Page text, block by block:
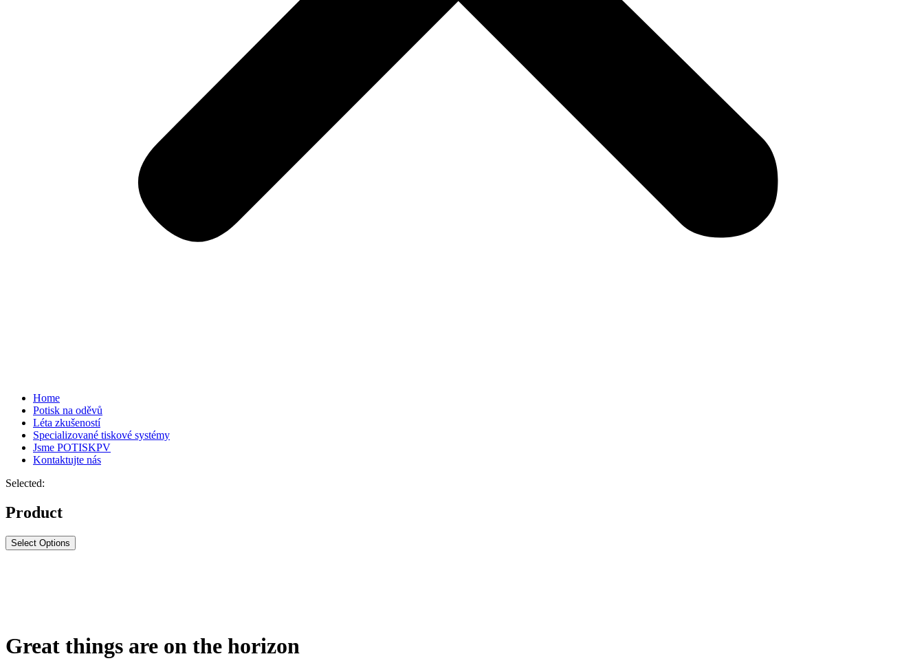
Home
Potisk na oděvů
Léta zkušeností
Specializované tiskové systémy
Jsme POTISKPV
Kontaktujte nás
Selected:
Product
Select Options
Great things are on the horizon